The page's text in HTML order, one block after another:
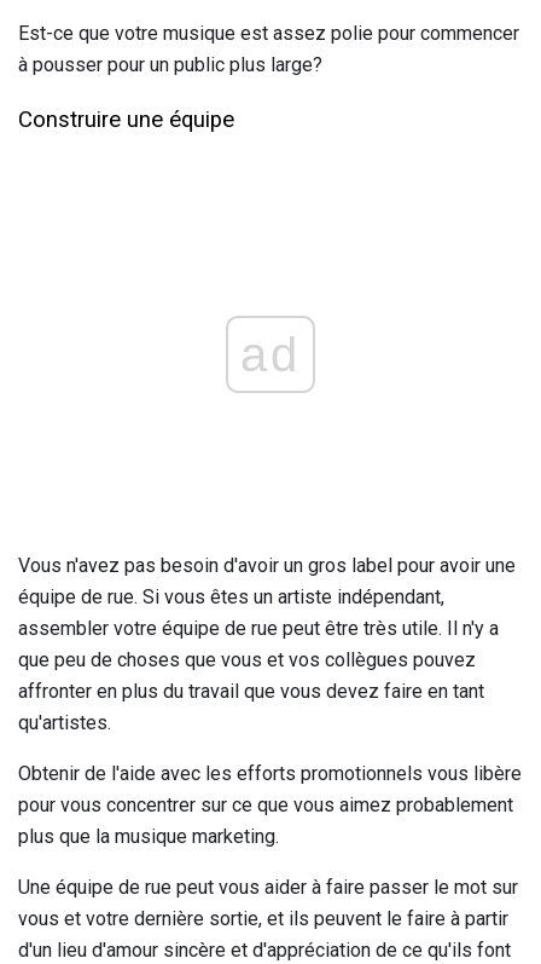
Est-ce que votre musique est assez polie pour commencer
à pousser pour un public plus large?
Construire une équipe
ad
Vous n'avez pas besoin d'avoir un gros label pour avoir une
équipe de rue. Si vous êtes un artiste indépendant,
assembler votre équipe de rue peut être très utile. Il n'y a
que peu de choses que vous et vos collègues pouvez
affronter en plus du travail que vous devez faire en tant
qu'artistes.
Obtenir de l'aide avec les efforts promotionnels vous libère
pour vous concentrer sur ce que vous aimez probablement
plus que la musique marketing.
Une équipe de rue peut vous aider à faire passer le mot sur
vous et votre dernière sortie, et ils peuvent le faire à partir
d'un lieu d'amour sincère et d'appréciation de ce qu'ils font